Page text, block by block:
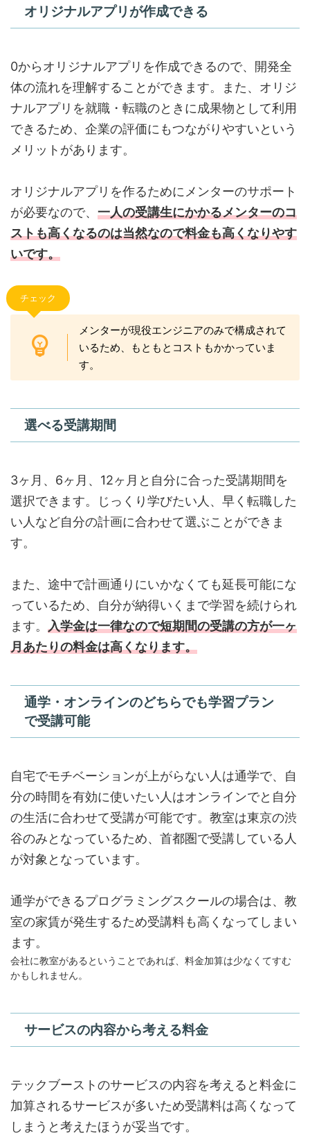
オリジナルアプリが作成できる
0からオリジナルアプリを作成できるので、開発全
体の流れを理解することができます。また、オリジ
ナルアプリを就職・転職のときに成果物として利用
できるため、企業の評価にもつながりやすいという
メリットがあります。
オリジナルアプリを作るためにメンターのサポート
が必要なので、 一人の受講生にかかるメンターのコ
ストも高くなるのは当然なので料金も高くなりやす
いです。
チェック
メンターが現役エンジニアのみで構成されて
いるため、もともとコストもかかっていま
す。
選べる受講期間
3ヶ月、6ヶ月、12ヶ月と自分に合った受講期間を
選択できます。じっくり学びたい人、早く転職した
い人など自分の計画に合わせて選ぶことができま
す。
また、途中で計画通りにいかなくても延長可能にな
っているため、自分が納得いくまで学習を続けられ
ます。 入学金は一律なので短期間の受講の方が一ヶ
月あたりの料金は高くなります。
通学・オンラインのどちらでも学習プラン
で受講可能
自宅でモチベーションが上がらない人は通学で、自
分の時間を有効に使いたい人はオンラインでと自分
の生活に合わせて受講が可能です。教室は東京の渋
谷のみとなっているため、首都圏で受講している人
が対象となっています。
通学ができるプログラミングスクールの場合は、教
室の家賃が発生するため受講料も高くなってしまい
ます。
会社に教室があるということであれば、料金加算は少なくてすむ
かもしれません。
サービスの内容から考える料金
テックブーストのサービスの内容を考えると料金に
加算されるサービスが多いため受講料は高くなって
しまうと考えたほうが妥当です。